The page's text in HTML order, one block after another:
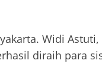
Widi
diraih para